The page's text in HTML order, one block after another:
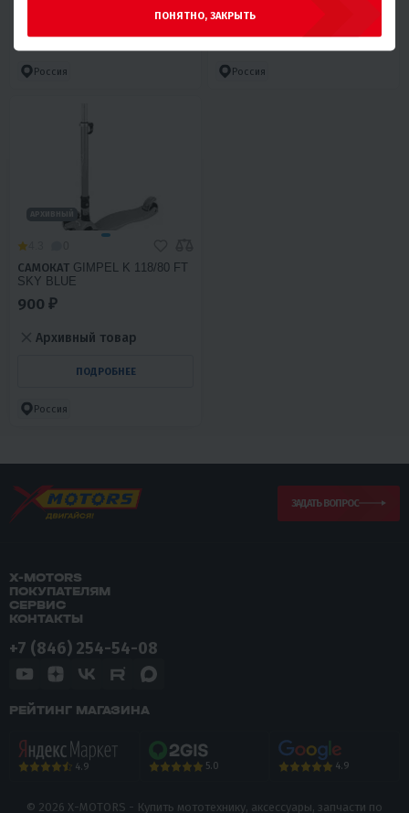
ПОДРОБНЕЕ
Россия
ПОДРОБНЕЕ
Россия
АРХИВНЫЙ
САМОКАТ GIMPEL K 118/80 FT
SKY BLUE
900 ₽
Архивный товар
ПОДРОБНЕЕ
Россия
ЗАДАТЬ ВОПРОС
X-MOTORS
ПОКУПАТЕЛЯМ
СЕРВИС
КОНТАКТЫ
+7 (846) 254-54-08
РЕЙТИНГ МАГАЗИНА
4.9 5.0 4.9
© 2026 X-MOTORS - Купить мототехнику, аксессуары, запчасти по
ПОНЯТНО, ЗАКРЫТЬ